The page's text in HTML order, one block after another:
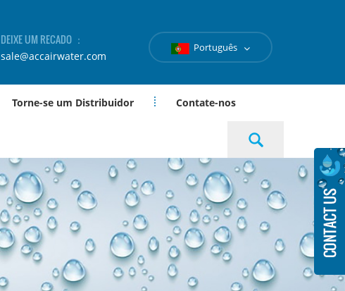
DEIXE UM RECADO ：
sale@accairwater.com
Português
Torne-se um Distribuidor Contate-nos